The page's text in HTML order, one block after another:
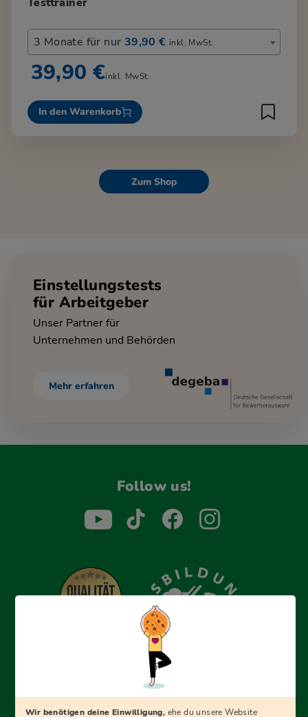
3 Monate für nur 39,90 € inkl. MwSt.
39,90 €inkl. MwSt.
In den Warenkorb
Zum Shop
Einstellungstests
für Arbeitgeber
Unser Partner für
Unternehmen und Behörden
Mehr erfahren
Follow us!
Erfolgreich bewerben mit Ausbildungspark: Wir
begleiten dich Schritt für Schritt bei deinem Start in den
Wir benötigen deine Einwilligung, ehe du unsere Website